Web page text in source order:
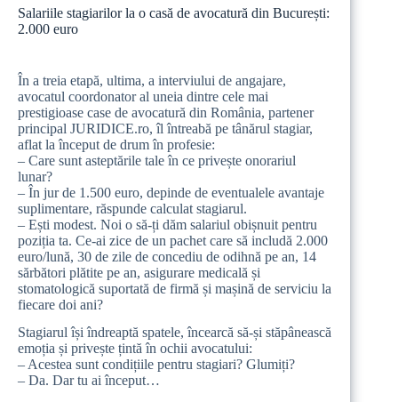
Salariile stagiarilor la o casă de avocatură din București:
2.000 euro
În a treia etapă, ultima, a interviului de angajare,
avocatul coordonator al uneia dintre cele mai
prestigioase case de avocatură din România, partener
principal JURIDICE.ro, îl întreabă pe tânărul stagiar,
aflat la început de drum în profesie:
– Care sunt asteptările tale în ce privește onorariul
lunar?
– În jur de 1.500 euro, depinde de eventualele avantaje
suplimentare, răspunde calculat stagiarul.
– Ești modest. Noi o să-ți dăm salariul obișnuit pentru
poziția ta. Ce-ai zice de un pachet care să includă 2.000
euro/lună, 30 de zile de concediu de odihnă pe an, 14
sărbători plătite pe an, asigurare medicală și
stomatologică suportată de firmă și mașină de serviciu la
fiecare doi ani?
Stagiarul își îndreaptă spatele, încearcă să-și stăpânească
emoția și privește țintă în ochii avocatului:
– Acestea sunt condițiile pentru stagiari? Glumiți?
– Da. Dar tu ai început…